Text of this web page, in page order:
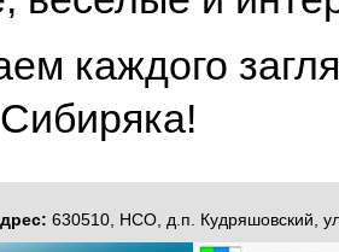
каждого
630510, НСО, д.п. Кудряшовский,